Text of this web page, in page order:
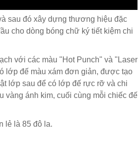
sau đó xây dựng thương hiệu đặc
cho dòng bóng chữ ký tiết kiệm chi
với các màu "Hot Punch" và "Laser
lớp đế màu xám đơn giản, được tạo
lớp sau để có lớp đế rực rỡ và chi
vàng ánh kim, cuối cùng mỗi chiếc đế
lẻ là 85 đô la.